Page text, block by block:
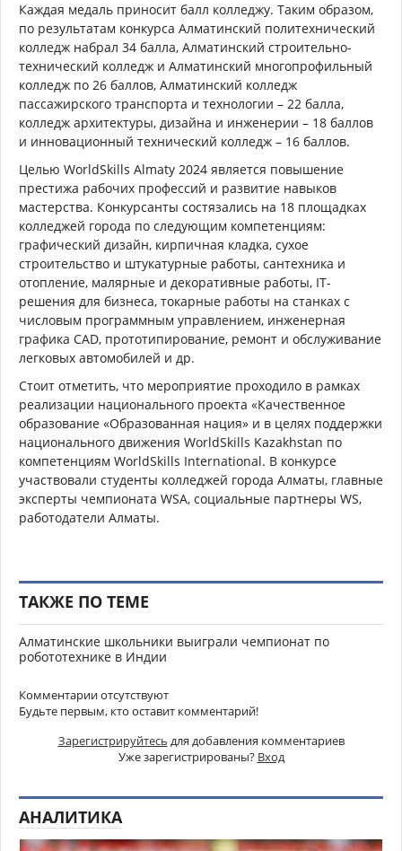
Каждая медаль приносит балл колледжу. Таким образом,
по результатам конкурса Алматинский политехнический
колледж набрал 34 балла, Алматинский строительно-
технический колледж и Алматинский многопрофильный
колледж по 26 баллов, Алматинский колледж
пассажирского транспорта и технологии – 22 балла,
колледж архитектуры, дизайна и инженерии – 18 баллов
и инновационный технический колледж – 16 баллов.
Целью WorldSkills Almaty 2024 является повышение
престижа рабочих профессий и развитие навыков
мастерства. Конкурсанты состязались на 18 площадках
колледжей города по следующим компетенциям:
графический дизайн, кирпичная кладка, сухое
строительство и штукатурные работы, сантехника и
отопление, малярные и декоративные работы, IT-
решения для бизнеса, токарные работы на станках с
числовым программным управлением, инженерная
графика CAD, прототипирование, ремонт и обслуживание
легковых автомобилей и др.
Стоит отметить, что мероприятие проходило в рамках
реализации национального проекта «Качественное
образование «Образованная нация» и в целях поддержки
национального движения WorldSkills Kazakhstan по
компетенциям WorldSkills International. В конкурсе
участвовали студенты колледжей города Алматы, главные
эксперты чемпионата WSA, социальные партнеры WS,
работодатели Алматы.
ТАКЖЕ ПО ТЕМЕ
Алматинские школьники выиграли чемпионат по
робототехнике в Индии
Комментарии отсутствуют
Будьте первым, кто оставит комментарий!
Зарегистрируйтесь для добавления комментариев
Уже зарегистрированы? Вход
АНАЛИТИКА